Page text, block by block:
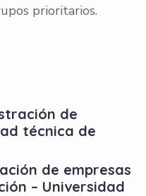
prioritarios.
de
técnica de
de empresas
– Universidad